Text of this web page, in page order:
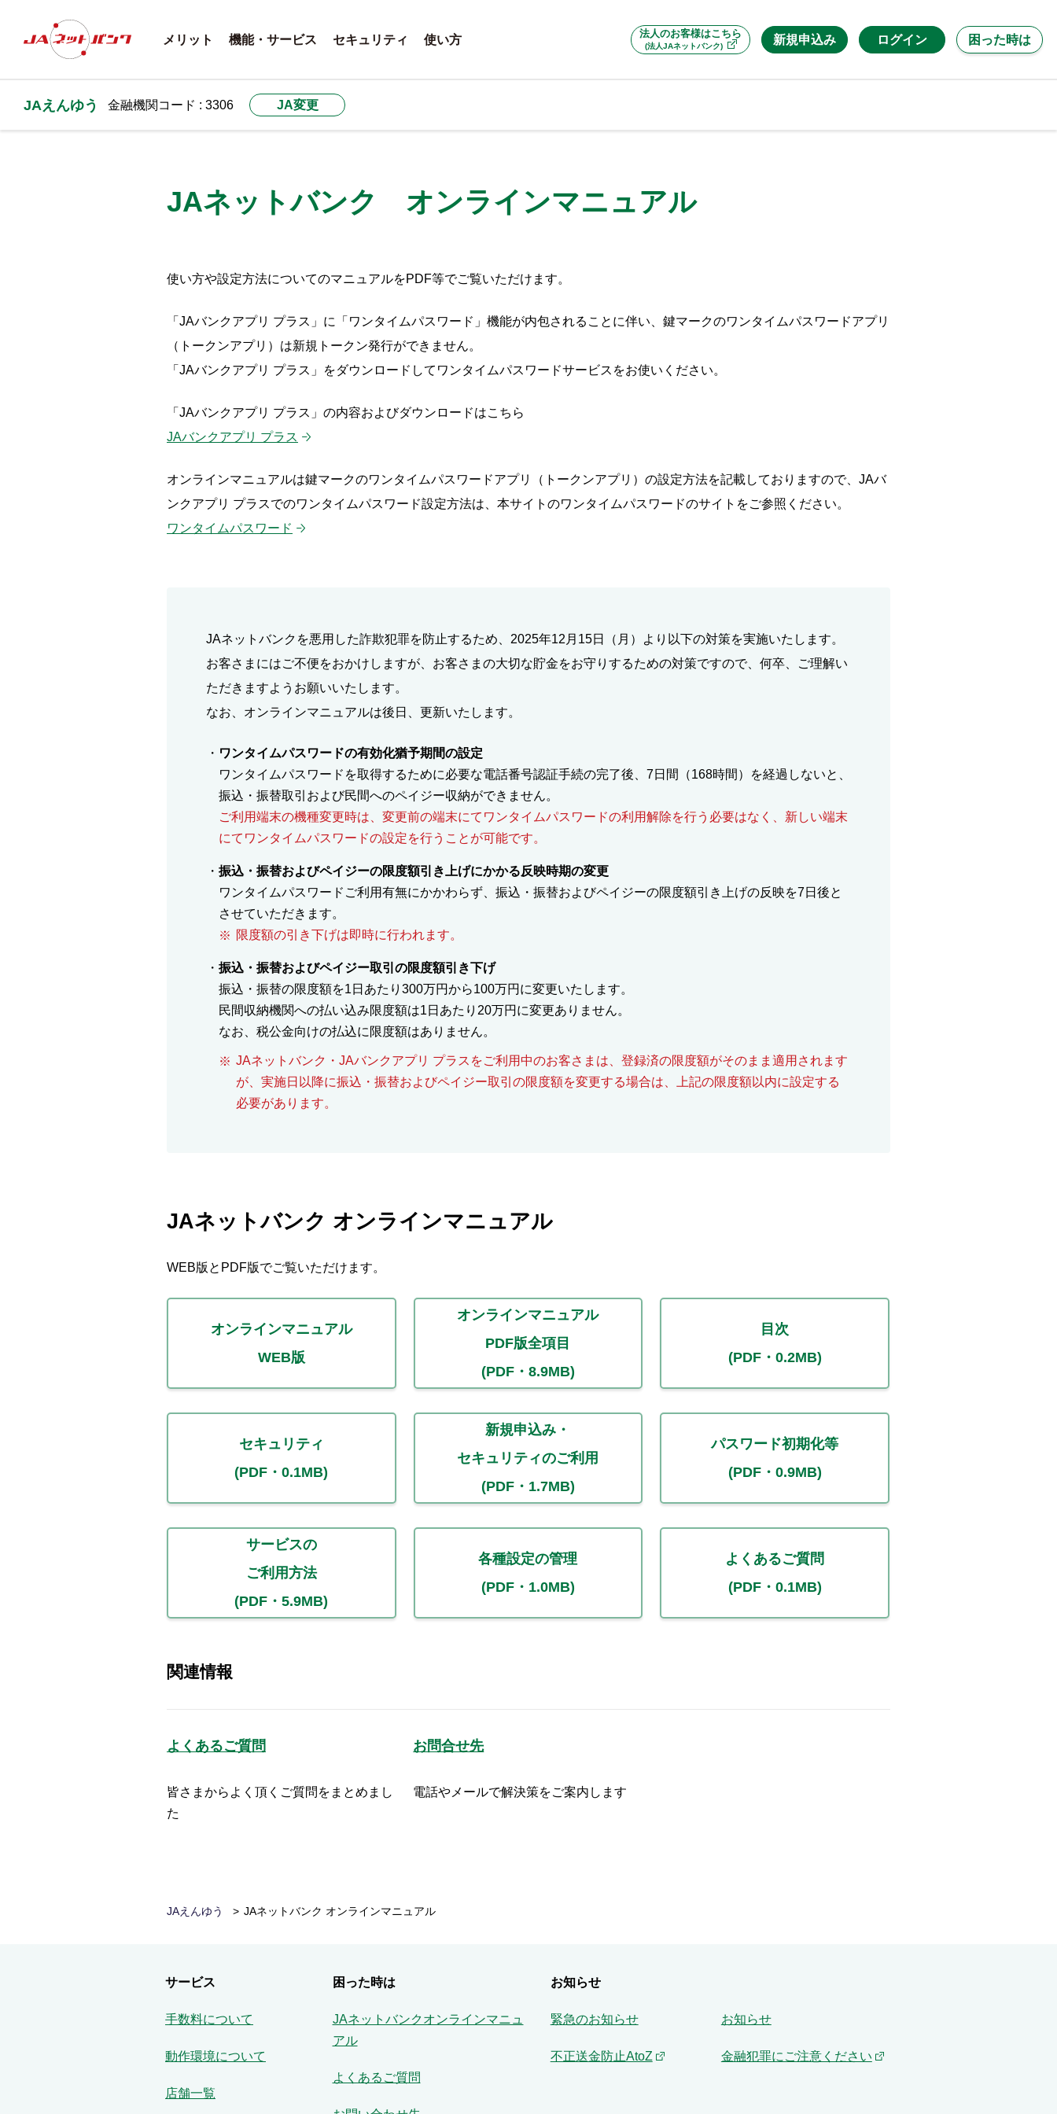
法人のお客様はこちら
(法人JAネットバンク) 新規申込み
メリット 機能・サービス セキュリティ 使い方 ログイン 困った時は
JAえんゆう 金融機関コード : 3306 JA変更
JAネットバンク オンラインマニュアル
使い方や設定方法についてのマニュアルをPDF等でご覧いただけます。
「JAバンクアプリ プラス」に「ワンタイムパスワード」機能が内包されることに伴い、鍵マークのワンタイムパスワードアプリ
（トークンアプリ）は新規トークン発行ができません。
「JAバンクアプリ プラス」をダウンロードしてワンタイムパスワードサービスをお使いください。
「JAバンクアプリ プラス」の内容およびダウンロードはこちら
JAバンクアプリ プラス
オンラインマニュアルは鍵マークのワンタイムパスワードアプリ（トークンアプリ）の設定方法を記載しておりますので、JAバ
ンクアプリ プラスでのワンタイムパスワード設定方法は、本サイトのワンタイムパスワードのサイトをご参照ください。
ワンタイムパスワード
JAネットバンクを悪用した詐欺犯罪を防止するため、2025年12月15日（月）より以下の対策を実施いたします。
お客さまにはご不便をおかけしますが、お客さまの大切な貯金をお守りするための対策ですので、何卒、ご理解い
ただきますようお願いいたします。
なお、オンラインマニュアルは後日、更新いたします。
ワンタイムパスワードの有効化猶予期間の設定
ワンタイムパスワードを取得するために必要な電話番号認証手続の完了後、7日間（168時間）を経過しないと、
振込・振替取引および民間へのペイジー収納ができません。
ご利用端末の機種変更時は、変更前の端末にてワンタイムパスワードの利用解除を行う必要はなく、新しい端末
にてワンタイムパスワードの設定を行うことが可能です。
振込・振替およびペイジーの限度額引き上げにかかる反映時期の変更
ワンタイムパスワードご利用有無にかかわらず、振込・振替およびペイジーの限度額引き上げの反映を7日後と
させていただきます。
限度額の引き下げは即時に行われます。
振込・振替およびペイジー取引の限度額引き下げ
振込・振替の限度額を1日あたり300万円から100万円に変更いたします。
民間収納機関への払い込み限度額は1日あたり20万円に変更ありません。
なお、税公金向けの払込に限度額はありません。
JAネットバンク・JAバンクアプリ プラスをご利用中のお客さまは、登録済の限度額がそのまま適用されます
が、実施日以降に振込・振替およびペイジー取引の限度額を変更する場合は、上記の限度額以内に設定する
必要があります。
JAネットバンク オンラインマニュアル
WEB版とPDF版でご覧いただけます。
オンラインマニュアル
WEB版
オンラインマニュアル
PDF版全項目
(PDF・8.9MB)
目次
(PDF・0.2MB)
セキュリティ
(PDF・0.1MB)
新規申込み・
セキュリティのご利用
(PDF・1.7MB)
パスワード初期化等
(PDF・0.9MB)
サービスの
ご利用方法
(PDF・5.9MB)
各種設定の管理
(PDF・1.0MB)
よくあるご質問
(PDF・0.1MB)
関連情報
よくあるご質問
皆さまからよく頂くご質問をまとめまし
た
お問合せ先
電話やメールで解決策をご案内します
JAえんゆう JAネットバンク オンラインマニュアル
サービス
手数料について
動作環境について
店舗一覧
困った時は
JAネットバンクオンラインマニュ
アル
よくあるご質問
お知らせ
緊急のお知らせ お知らせ
不正送金防止AtoZ 金融犯罪にご注意ください